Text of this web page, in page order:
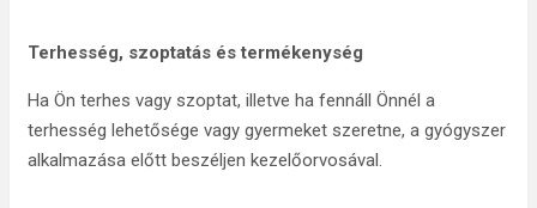
Terhesség, szoptatás és termékenység
Ha Ön terhes vagy szoptat, illetve ha fennáll Önnél a
terhesség lehetősége vagy gyermeket szeretne, a gyógyszer
alkalmazása előtt beszéljen kezelőorvosával.